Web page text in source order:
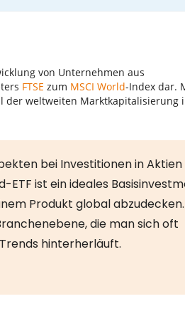
von Unternehmen aus
FTSE zum MSCI World-Index dar.
der weltweiten Marktkapitalisierung